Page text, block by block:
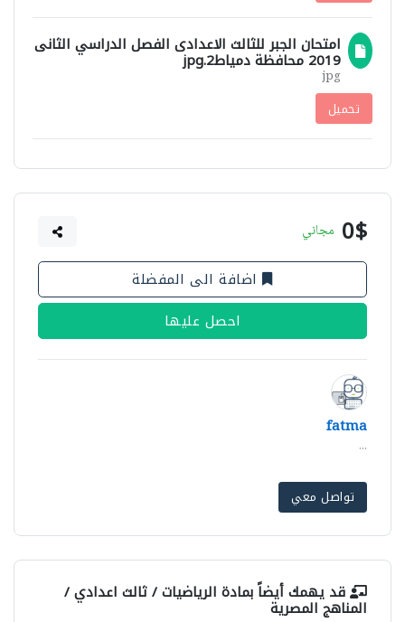
امتحان الجبر للثالث الاعدادى الفصل الدراسي الثانى
2019 محافظة دمياط2.jpg
jpg
تحميل
0$ مجاني
اضافة الى المفضلة
احصل عليها
fatma
...
تواصل معي
قد يهمك أيضاً بمادة الرياضيات / ثالث اعدادي /
المناهج المصرية